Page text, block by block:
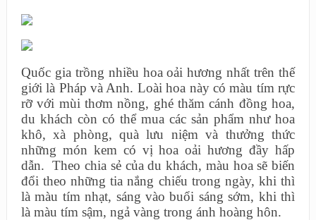
Quốc gia trồng nhiều hoa oải hương nhất trên thế
giới là Pháp và Anh. Loài hoa này có màu tím rực
rỡ với mùi thơm nồng, ghé thăm cánh đồng hoa,
du khách còn có thể mua các sản phẩm như hoa
khô, xà phòng, quà lưu niệm và thưởng thức
những món kem có vị hoa oải hương đầy hấp
dẫn. Theo chia sẻ của du khách, màu hoa sẽ biến
đổi theo những tia nắng chiếu trong ngày, khi thì
là màu tím nhạt, sáng vào buổi sáng sớm, khi thì
là màu tím sậm, ngả vàng trong ánh hoàng hôn.